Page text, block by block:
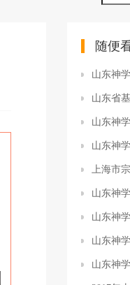
随便
山东神
山东省基
山东神学院组织
山东神
上海市宗教
山东神学
山东神
山东神
山东神学